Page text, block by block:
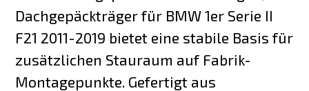
Dachgepäckträger für BMW 1er Serie II
F21 2011-2019 bietet eine stabile Basis für
zusätzlichen Stauraum auf Fabrik-
Montagepunkte. Gefertigt aus